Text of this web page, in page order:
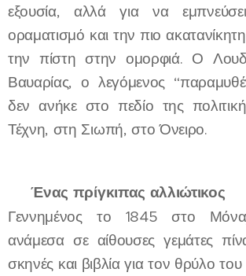
εξουσία, αλλά για να
οραματισμό και την πιο
την πίστη στην ομορφιά. Ο
Βαυαρίας, ο λεγόμενος
δεν ανήκε στο πεδίο της
Τέχνη, στη Σιωπή, στο Όνειρο.
✨Ένας πρίγκιπας αλλιώτικος
Γεννημένος το 1845 στο
ανάμεσα σε αίθουσες γεμάτες
σκηνές και βιβλία για τον θρύλο